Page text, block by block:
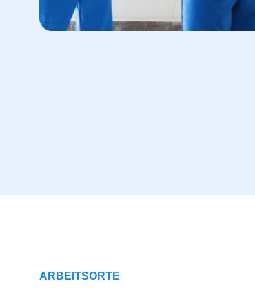
ARBEITSORTE